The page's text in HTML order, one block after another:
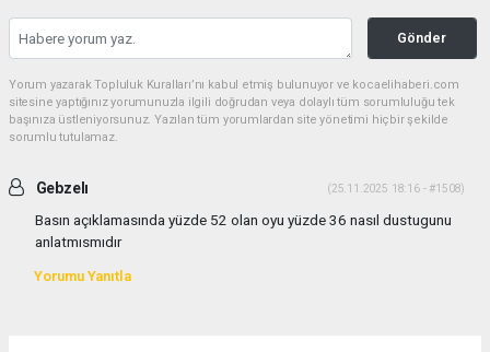
Gönder
Yorum yazarak Topluluk Kuralları’nı kabul etmiş bulunuyor ve kocaelihaberi.com
sitesine yaptığınız yorumunuzla ilgili doğrudan veya dolaylı tüm sorumluluğu tek
başınıza üstleniyorsunuz. Yazılan tüm yorumlardan site yönetimi hiçbir şekilde
sorumlu tutulamaz.
Gebzelı (25.11.2025 18:16 - #1508)
Basın açıklamasında yüzde 52 olan oyu yüzde 36 nasıl dustugunu
anlatmısmıdır
Yorumu Yanıtla